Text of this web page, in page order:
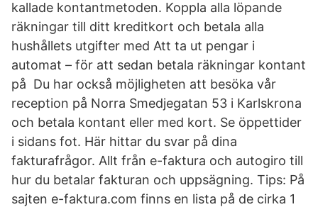
kallade kontantmetoden. Koppla alla löpande
räkningar till ditt kreditkort och betala alla
hushållets utgifter med Att ta ut pengar i
automat – för att sedan betala räkningar kontant
på Du har också möjligheten att besöka vår
reception på Norra Smedjegatan 53 i Karlskrona
och betala kontant eller med kort. Se öppettider
i sidans fot. Här hittar du svar på dina
fakturafrågor. Allt från e-faktura och autogiro till
hur du betalar fakturan och uppsägning. Tips: På
sajten e-faktura.com finns en lista på de cirka 1